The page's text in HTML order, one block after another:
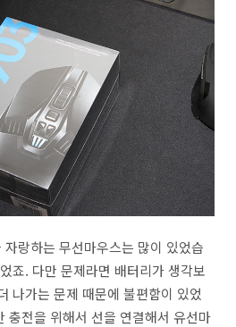
랑하는 무선마우스는 많이 있었습
죠. 다만 문제라면 배터리가 생각보
나가는 문제 때문에 불편함이 있었
충전을 위해서 선을 연결해서 유선마